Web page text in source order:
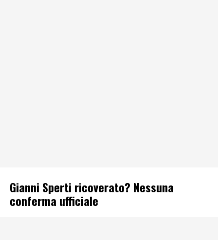
Gianni Sperti ricoverato? Nessuna
conferma ufficiale